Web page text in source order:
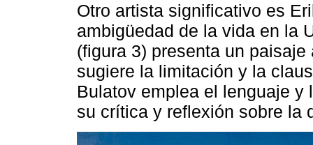
Otro artista significativo es
ambigüedad de la vida en la
(figura 3) presenta un
sugiere la limitación y la
Bulatov emplea el lenguaje
su crítica y reflexión sobre la